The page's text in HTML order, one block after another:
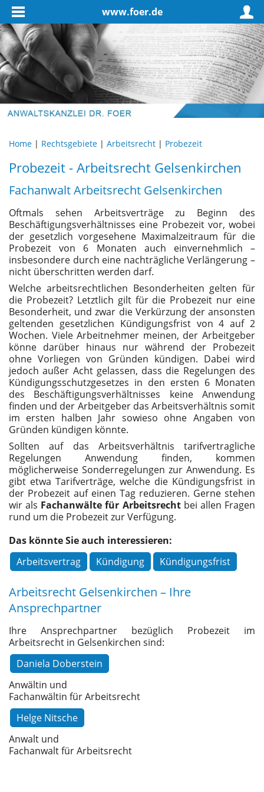
www.foer.de
Home | Rechtsgebiete | Arbeitsrecht | Probezeit
Probezeit - Arbeitsrecht Gelsenkirchen
Fachanwalt Arbeitsrecht Gelsenkirchen
Oftmals sehen Arbeitsverträge zu Beginn des
Beschäftigungsverhältnisses eine Probezeit vor, wobei
der gesetzlich vorgesehene Maximalzeitraum für die
Probezeit von 6 Monaten auch einvernehmlich –
insbesondere durch eine nachträgliche Verlängerung –
nicht überschritten werden darf.
Welche arbeitsrechtlichen Besonderheiten gelten für
die Probezeit? Letztlich gilt für die Probezeit nur eine
Besonderheit, und zwar die Verkürzung der ansonsten
geltenden gesetzlichen Kündigungsfrist von 4 auf 2
Wochen. Viele Arbeitnehmer meinen, der Arbeitgeber
könne darüber hinaus nur während der Probezeit
ohne Vorliegen von Gründen kündigen. Dabei wird
jedoch außer Acht gelassen, dass die Regelungen des
Kündigungsschutzgesetzes in den ersten 6 Monaten
des Beschäftigungsverhältnisses keine Anwendung
finden und der Arbeitgeber das Arbeitsverhältnis somit
im ersten halben Jahr sowieso ohne Angaben von
Gründen kündigen könnte.
Sollten auf das Arbeitsverhältnis tarifvertragliche
Regelungen Anwendung finden, kommen
möglicherweise Sonderregelungen zur Anwendung. Es
gibt etwa Tarifverträge, welche die Kündigungsfrist in
der Probezeit auf einen Tag reduzieren. Gerne stehen
wir als Fachanwälte für Arbeitsrechtbei allen Fragen
rund um die Probezeit zur Verfügung.
Das könnte Sie auch interessieren:
Arbeitsvertrag
Kündigung Kündigungsfrist
Arbeitsrecht Gelsenkirchen – Ihre
Ansprechpartner
Ihre Ansprechpartner bezüglich Probezeit im
Arbeitsrecht in Gelsenkirchen sind:
Daniela Doberstein
Anwältin und
Fachanwältin für Arbeitsrecht
Helge Nitsche
Anwalt und
Fachanwalt für Arbeitsrecht